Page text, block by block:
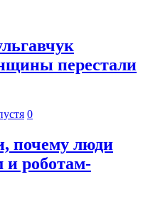
перестали
0
почему люди
роботам-